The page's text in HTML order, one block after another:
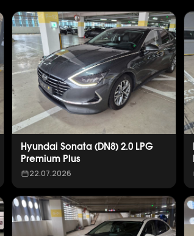
Hyundai Sonata (DN8) 2.0 LPG
Premium Plus
22.07.2026